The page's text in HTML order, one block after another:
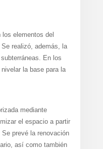
elementos del
realizó, además, la
En los
la base para la
mediante
el espacio a partir
prevé la renovación
así como también